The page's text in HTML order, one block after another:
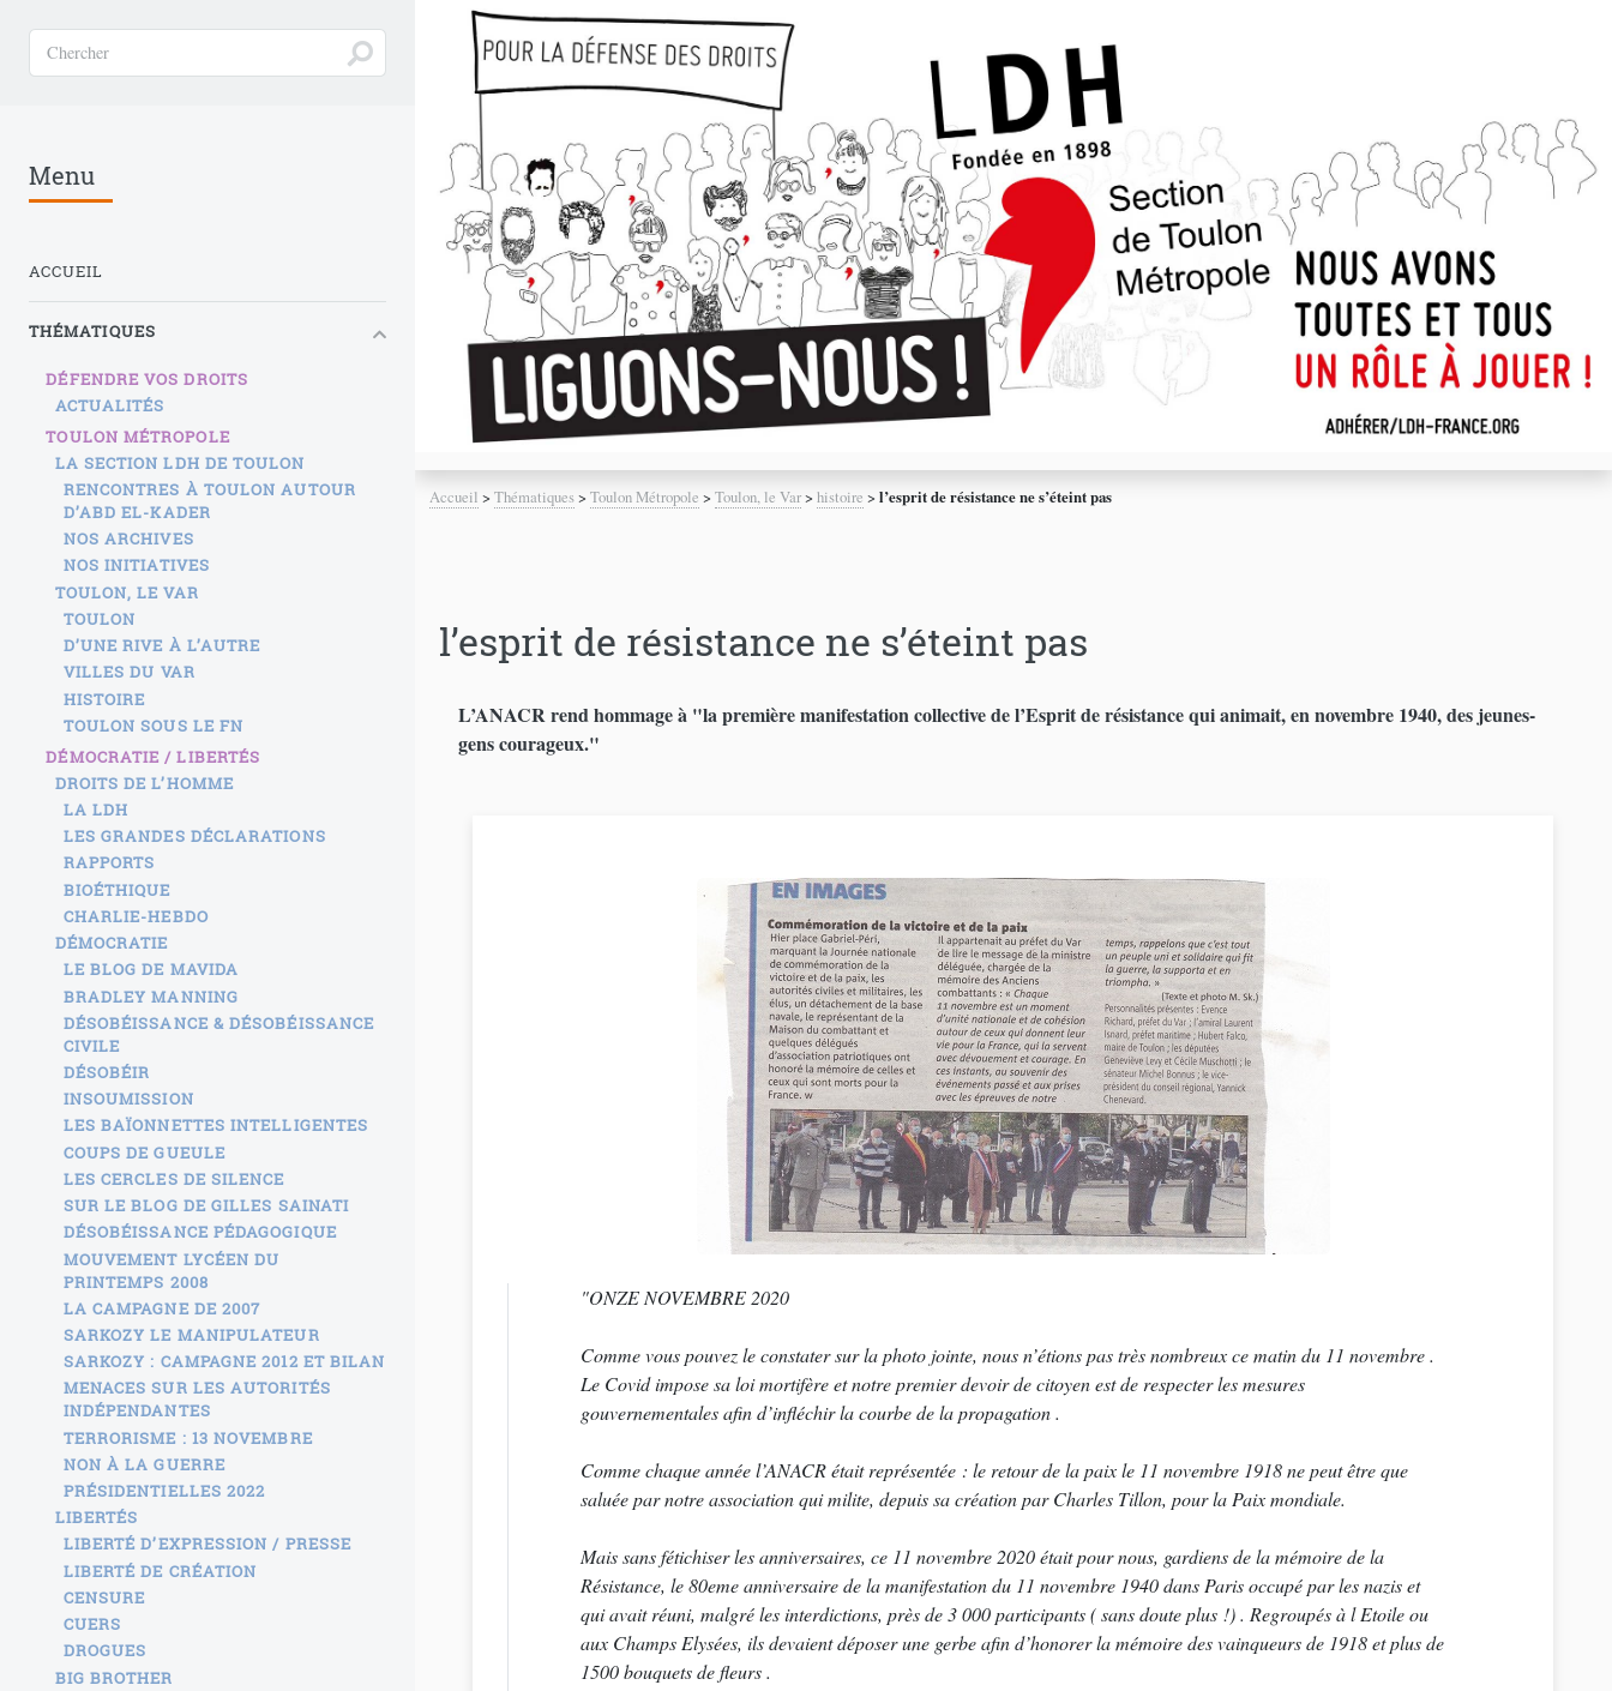
Accueil >Thématiques>Toulon Métropole >Toulon, le Var>histoire >l’esprit de résistance ne s’éteint pas
l’esprit de résistance ne s’éteint pas
L’ANACR rend hommage à "la première manifestation collective de l’Esprit de résistance qui animait, en novembre 1940, des jeunes-
gens courageux."
"ONZE NOVEMBRE 2020
Comme vous pouvez le constater sur la photo jointe, nous n’étions pas très nombreux ce matin du 11 novembre .
Le Covid impose sa loi mortifère et notre premier devoir de citoyen est de respecter les mesures
gouvernementales afin d’infléchir la courbe de la propagation .
Comme chaque année l’ANACR était représentée : le retour de la paix le 11 novembre 1918 ne peut être que
saluée par notre association qui milite, depuis sa création par Charles Tillon, pour la Paix mondiale.
Mais sans fétichiser les anniversaires, ce 11 novembre 2020 était pour nous, gardiens de la mémoire de la
Résistance, le 80eme anniversaire de la manifestation du 11 novembre 1940 dans Paris occupé par les nazis et
qui avait réuni, malgré les interdictions, près de 3 000 participants ( sans doute plus !) . Regroupés à l Etoile ou
aux Champs Elysées, ils devaient déposer une gerbe afin d’honorer la mémoire des vainqueurs de 1918 et plus de
1500 bouquets de fleurs .
Menu
ACCUEIL
THÉMATIQUES
DÉFENDRE VOS DROITS
ACTUALITÉS
TOULON MÉTROPOLE
LA SECTION LDH DE TOULON
RENCONTRES À TOULON AUTOUR
D’ABD EL-KADER
NOS ARCHIVES
NOS INITIATIVES
TOULON, LE VAR
TOULON
D’UNE RIVE À L’AUTRE
VILLES DU VAR
HISTOIRE
TOULON SOUS LE FN
DÉMOCRATIE / LIBERTÉS
DROITS DE L’HOMME
LA LDH
LES GRANDES DÉCLARATIONS
RAPPORTS
BIOÉTHIQUE
CHARLIE-HEBDO
DÉMOCRATIE
LE BLOG DE MAVIDA
BRADLEY MANNING
DÉSOBÉISSANCE & DÉSOBÉISSANCE
CIVILE
DÉSOBÉIR
INSOUMISSION
LES BAÏONNETTES INTELLIGENTES
COUPS DE GUEULE
LES CERCLES DE SILENCE
SUR LE BLOG DE GILLES SAINATI
DÉSOBÉISSANCE PÉDAGOGIQUE
MOUVEMENT LYCÉEN DU
PRINTEMPS 2008
LA CAMPAGNE DE 2007
SARKOZY LE MANIPULATEUR
SARKOZY : CAMPAGNE 2012 ET BILAN
MENACES SUR LES AUTORITÉS
INDÉPENDANTES
TERRORISME : 13 NOVEMBRE
NON À LA GUERRE
PRÉSIDENTIELLES 2022
LIBERTÉS
LIBERTÉ D’EXPRESSION / PRESSE
LIBERTÉ DE CRÉATION
CENSURE
CUERS
DROGUES
BIG BROTHER